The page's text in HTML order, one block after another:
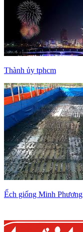
Thành ủy tphcm
Ếch giống Minh Phương